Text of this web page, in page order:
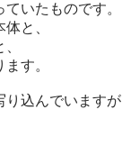
いたものです。
と、
す。
り込んでいます